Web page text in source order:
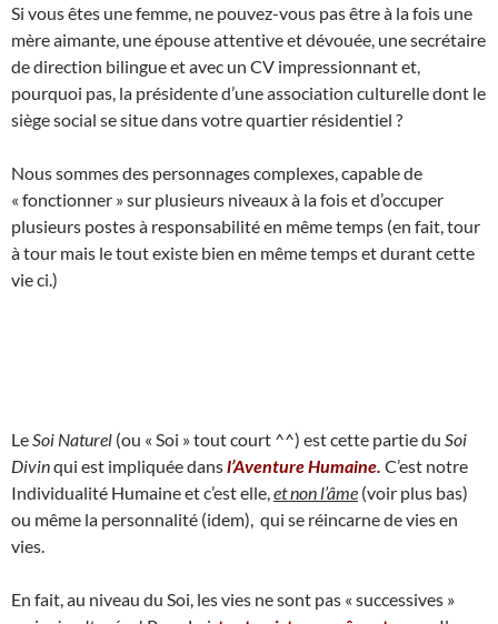
Si vous êtes une femme, ne pouvez-vous pas être à la fois une
mère aimante, une épouse attentive et dévouée, une secrétaire
de direction bilingue et avec un CV impressionnant et,
pourquoi pas, la présidente d’une association culturelle dont le
siège social se situe dans votre quartier résidentiel ?
Nous sommes des personnages complexes, capable de
« fonctionner » sur plusieurs niveaux à la fois et d’occuper
plusieurs postes à responsabilité en même temps (en fait, tour
à tour mais le tout existe bien en même temps et durant cette
vie ci.)
Le Soi Naturel (ou « Soi » tout court ^^) est cette partie du Soi
Divinqui est impliquée dansl’Aventure Humaine. C’est notre
Individualité Humaine et c’est elle, et non l’âme (voir plus bas)
ou même la personnalité (idem), qui se réincarne de vies en
vies.
En fait, au niveau du Soi, les vies ne sont pas « successives »